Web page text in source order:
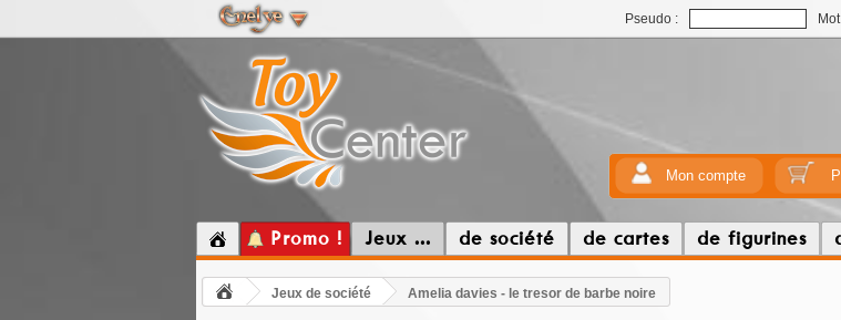
Pseudo :
Mon compte
Promo ! Jeux ... de société de cartes de figurines
Jeux de société Amelia davies - le tresor de barbe noire